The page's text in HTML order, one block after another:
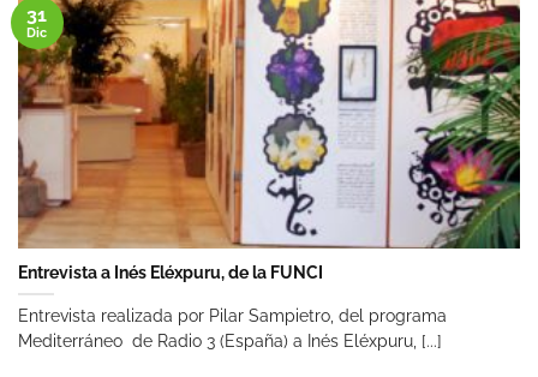
Entrevista a Inés Eléxpuru, de la FUNCI
Entrevista realizada por Pilar Sampietro, del programa
Mediterráneo de Radio 3 (España) a Inés Eléxpuru, [...]
31
Dic